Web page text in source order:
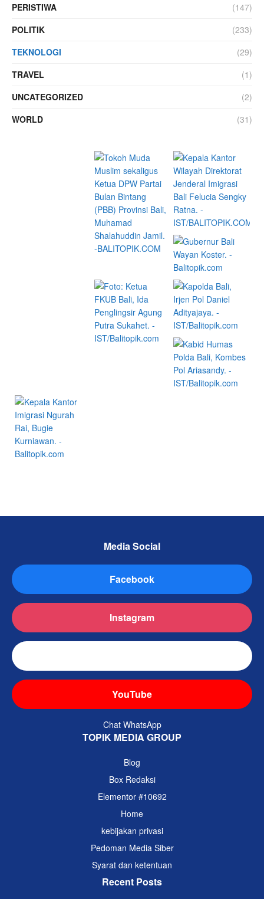
PERISTIWA
(147)
POLITIK
(233)
TEKNOLOGI
(29)
TRAVEL
(1)
UNCATEGORIZED
(2)
WORLD
(31)
Media Social
Facebook
Instagram
YouTube
Chat WhatsApp
TOPIK MEDIA GROUP
Blog
Box Redaksi
Elementor #10692
Home
kebijakan privasi
Pedoman Media Siber
Syarat dan ketentuan
Recent Posts